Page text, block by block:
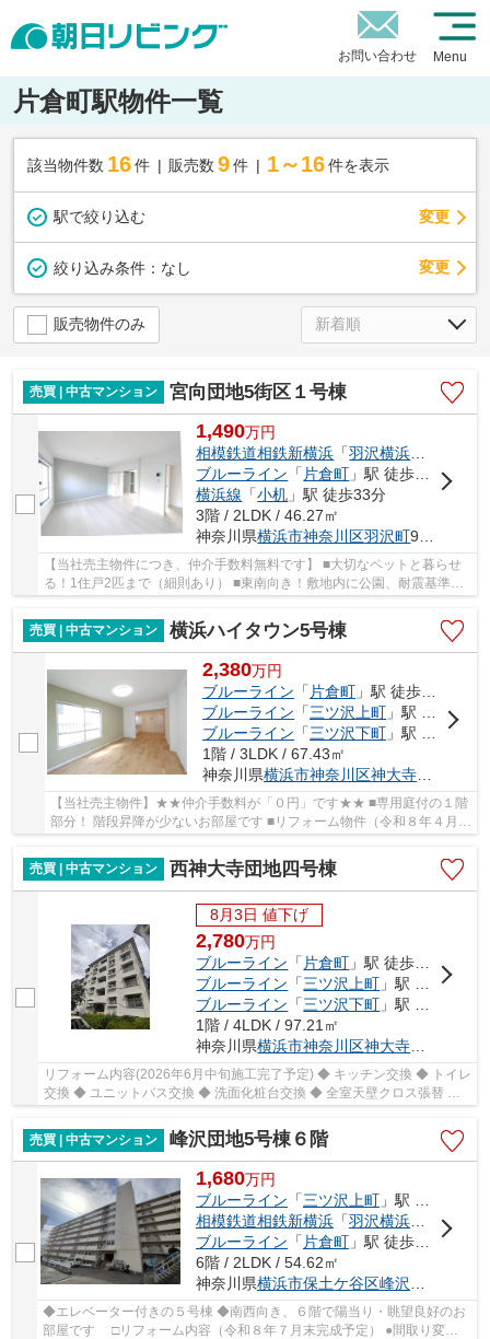
お問い合わせ Menu
片倉町駅物件一覧
該当物件数 16件 販売数 9 件 1～16 件を表示
駅で絞り込む 変更
絞り込み条件： なし 変更
販売物件のみ
売買 | 中古マンション 宮向団地5街区１号棟
1,490万円
相模鉄道相鉄新横浜 「羽沢横浜国大
ブルーライン 「 片倉町 」駅 徒歩23分
横浜線 「小机 」駅 徒歩33分
3階 / 2LDK / 46.27㎡
神奈川県横浜市神奈川区羽沢町947-6
【当社売主物件につき、仲介手数料無料です】 ■大切なペットと暮らせ
る！1住戸2匹まで（細則あり） ■東南向き！敷地内に公園、耐震基準適
売買 | 中古マンション
横浜ハイタウン5号棟
2,380万円
ブルーライン 「 片倉町 」駅 徒歩15分
ブルーライン 「三ツ沢上町 」駅 徒歩17分
ブルーライン 「三ツ沢下町 」駅 徒歩16分
1階 / 3LDK / 67.43㎡
神奈川県横浜市神奈川区神大寺
【当社売主物件】★★仲介手数料が「０円」です★★ ■専用庭付の１階
部分！ 階段昇降が少ないお部屋です ■リフォーム物件（令和８年４月下
旬完成）
売買 | 中古マンション
西神大寺団地四号棟
8月3日 値下げ
2,780万円
ブルーライン 「片倉町 」駅 徒歩13分
ブルーライン 「三ツ沢上町 」駅 徒歩15分
ブルーライン 「三ツ沢下町 」駅 徒歩17分
1階 / 4LDK / 97.21㎡
神奈川県横浜市神奈川区神大寺
リフォーム内容(2026年6月中旬施工完了予定) ◆ キッチン交換 ◆ トイレ
交換 ◆ ユニットバス交換 ◆ 洗面化粧台交換 ◆ 全室天壁クロス張替 ◆
床フロアタイル張込 ◆ 建具交換 ◆ ハウスクリ...
売買 | 中古マンション
峰沢団地5号棟６階
1,680万円
ブルーライン 「三ツ沢上町」駅 徒歩15分
相模鉄道相鉄新横浜「羽沢横浜国大
」駅
ブルーライン 「 片倉町」駅 徒歩19分
6階 / 2LDK / 54.62㎡
神奈川県横浜市保土ケ谷区峰沢町
◆エレベーター付きの５号棟 ◆南西向き、６階で陽当り・眺望良好のお
部屋です □リフォーム内容（令和８年７月末完成予定） ●間取り変更